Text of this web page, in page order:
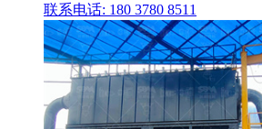
联系电话: 180 3780 8511